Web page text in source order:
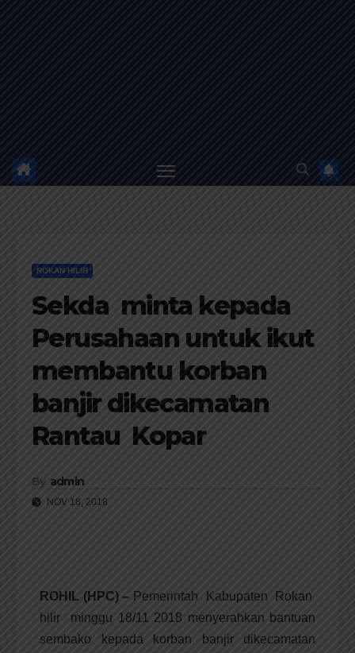
ROKAN HILIR
Sekda minta kepada
Perusahaan untuk ikut
membantu korban
banjir dikecamatan
Rantau Kopar
By admin
NOV 18, 2018
ROHIL (HPC) – Pemerintah Kabupaten Rokan
hilir minggu 18/11 2018 menyerahkan bantuan
sembako kepada korban banjir dikecamatan